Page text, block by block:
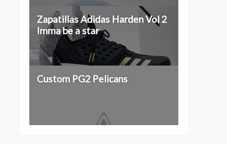
Zapatillas Adidas Harden Vol 2
Imma be a star
Custom PG2 Pelicans